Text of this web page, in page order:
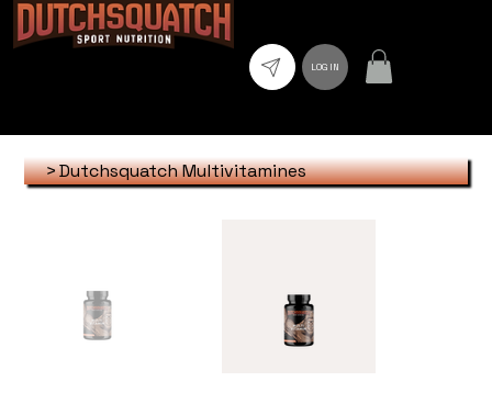
LOG IN
>Dutchsquatch Multivitamines